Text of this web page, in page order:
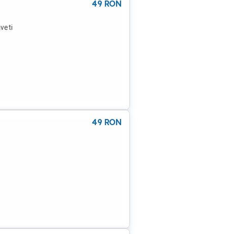
49 RON
49 RON